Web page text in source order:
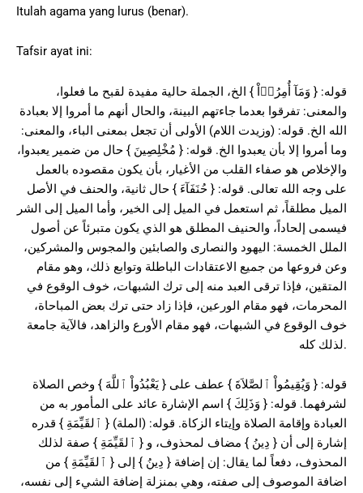
Itulah agama yang lurus (benar).
Tafsir ayat ini:
قوله: { وَمَآ أُمِرُوۤاْ } الخ، الجملة حالية مفيدة لقبح ما فعلوا،
والمعنى: تفرقوا بعدما جاءتهم البينة، والحال أنهم ما أمروا إلا بعبادة
الله الخ. قوله: (وزيدت اللام) الأولى أن تجعل بمعنى الباء، والمعنى:
وما أمروا إلا بأن يعبدوا الخ. قوله: { مُخْلِصِينَ } حال من ضمير يعبدوا،
والإخلاص هو صفاء القلب من الأغيار، بأن يكون مقصوده بالعمل
على وجه الله تعالى. قوله: { حُنَفَآءَ } حال ثانية، والحنف في الأصل
الميل مطلقاً، ثم استعمل في الميل إلى الخير، وأما الميل إلى الشر
فيسمى إلحاداً، والحنيف المطلق هو الذي يكون متبرئاً عن أصول
الملل الخمسة: اليهود والنصارى والصابئين والمجوس والمشركين،
وعن فروعها من جميع الاعتقادات الباطلة وتوابع ذلك، وهو مقام
المتقين، فإذا ترقى العبد منه إلى ترك الشبهات، خوف الوقوع في
المحرمات، فهو مقام الورعين، فإذا زاد حتى ترك بعض المباحاة،
خوف الوقوع في الشبهات، فهو مقام الأورع والزاهد، فالآية جامعة
لذلك كله.
قوله: { وَيُقِيمُواْ ٱلصَّلاَةَ } عطف على { يَعْبُدُواْ ٱللَّهَ } وخص الصلاة
لشرفهما. قوله: { وَذَلِكَ } اسم الإشارة عائد على المأمور به من
العبادة وإقامة الصلاة وإيتاء الزكاة. قوله: (الملة) { ٱلقَيِّمَةِ } قدره
إشارة إلى أن { دِينُ } مضاف لمحذوف، و { ٱلقَيِّمَةِ } صفة لذلك
المحذوف، دفعاً لما يقال: إن إضافة { دِينُ } إلى { ٱلقَيِّمَةِ } من
اضافة الموصوف إلى صفته، وهي بمنزلة إضافة الشيء إلى نفسه،